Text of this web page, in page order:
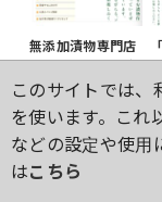
無添加漬物専門店
かや）」
食品、飲料
https://www.na-ka-
このサイトでは
を使います。これ
などの設定や使用
はこちら